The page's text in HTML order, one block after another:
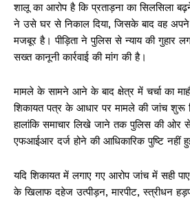
शालू का आरोप है कि प्रताड़ना का सिलसिला
ने उसे घर से निकाल दिया, जिसके बाद वह अपने
मजबूर है। पीड़िता ने पुलिस से न्याय की गुहार
सख्त कानूनी कार्रवाई की मांग की है।
मामले के सामने आने के बाद क्षेत्र में चर्चा का
शिकायत पत्र के आधार पर मामले की जांच शुरू
हालांकि समाचार लिखे जाने तक पुलिस की ओर से
एफआईआर दर्ज होने की आधिकारिक पुष्टि नहीं
यदि शिकायत में लगाए गए आरोप जांच में सही
के खिलाफ दहेज उत्पीड़न, मारपीट, स्त्रीधन